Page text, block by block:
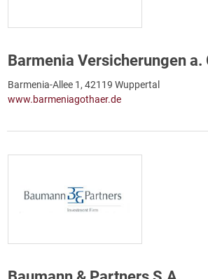
Barmenia Versicherungen a.
Barmenia-Allee 1, 42119 Wuppertal
www.barmeniagothaer.de